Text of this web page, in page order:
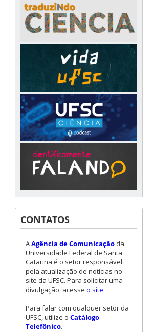
CONTATOS
AAgência de Comunicaçãoda
Universidade Federal de Santa
Catarina é o setor responsável
pela atualização de notícias no
site da UFSC. Para solicitar uma
divulgação, acesse o site.
Para falar com qualquer setor da
UFSC, utilize o Catálogo
Telefônico.